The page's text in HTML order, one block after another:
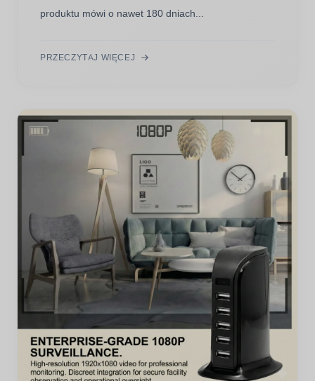
produktu mówi o nawet 180 dniach...
PRZECZYTAJ WIĘCEJ